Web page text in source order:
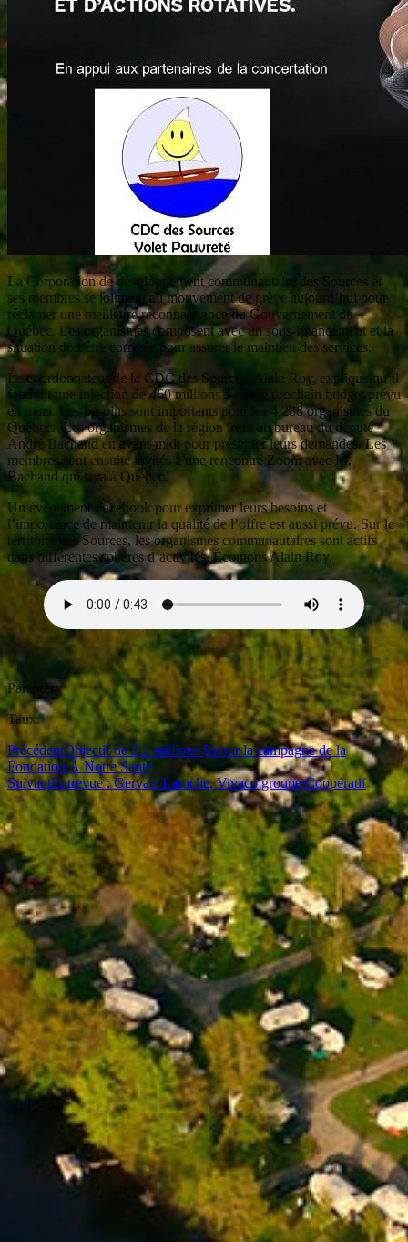
La Corporation de développement communautaire des Sources et
ses membres se joignent au mouvement de grève aujourd’hui pour
réclamer une meilleure reconnaissance du Gouvernement du
Québec. Les organismes composent avec un sous-financement et la
situation doit être corrigée pour assurer le maintien des services.
Le coordonnateur de la CDC des Sources, Alain Roy, explique qu’il
faudrait une injection de 460 millions $ dès le prochain budget prévu
en mars. Les besoins sont importants pour les 4 288 organismes du
Québec. Les organismes de la région iront au bureau du député
André Bachand en avant-midi pour présenter leurs demandes. Les
membres sont ensuite invités à une rencontre Zoom avec M.
Bachand qui sera à Québec.
Un événement Facebook pour exprimer leurs besoins et
l’importance de maintenir la qualité de l’offre est aussi prévu. Sur le
territoire des Sources, les organismes communautaires sont actifs
dans différentes sphères d’activités. Écoutons Alain Roy.
Partager:
Taux:
PrécédentObjectif de 2,2 millions $ pour la campagne de la
Fondation À Notre Santé
SuivantEntrevue : Gervais Laroche, Vivaco groupe Coopératif